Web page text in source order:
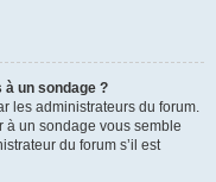
à un sondage ?
les administrateurs du forum.
à un sondage vous semble
du forum s’il est